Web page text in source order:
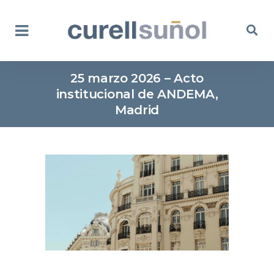
25 marzo 2026 – Acto
institucional de ANDEMA,
Madrid